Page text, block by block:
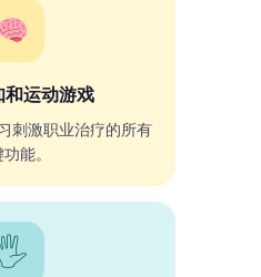
运动游戏
刺激职业治疗的所有
能。